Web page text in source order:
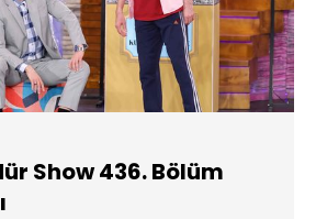
Show 436. Bölüm